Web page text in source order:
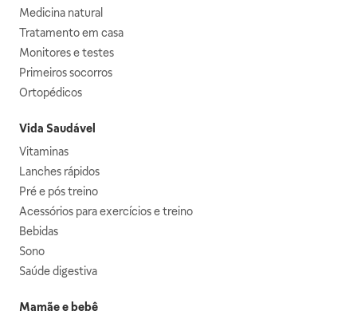
Medicina natural
Tratamento em casa
Monitores e testes
Primeiros socorros
Ortopédicos
Vida Saudável
Vitaminas
Lanches rápidos
Pré e pós treino
Acessórios para exercícios e treino
Bebidas
Sono
Saúde digestiva
Mamãe e bebê